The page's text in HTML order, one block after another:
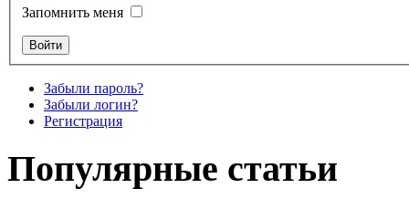
Запомнить меня
Забыли пароль?
Забыли логин?
Регистрация
Популярные статьи